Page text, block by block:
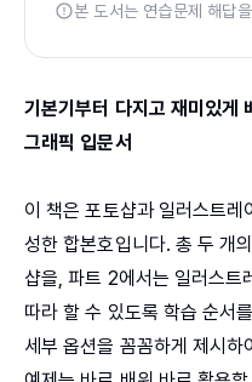
본 도서는 연습문제 해답
기본기부터 다지고 재미있게
그래픽 입문서
이 책은 포토샵과 일러스트
성한 합본호입니다. 총 두 개
샵을, 파트 2에서는 일러스트
따라 할 수 있도록 학습 순서
세부 옵션을 꼼꼼하게 제시